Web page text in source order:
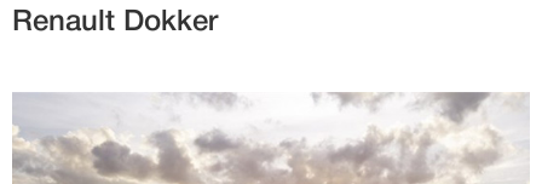
Renault Dokker